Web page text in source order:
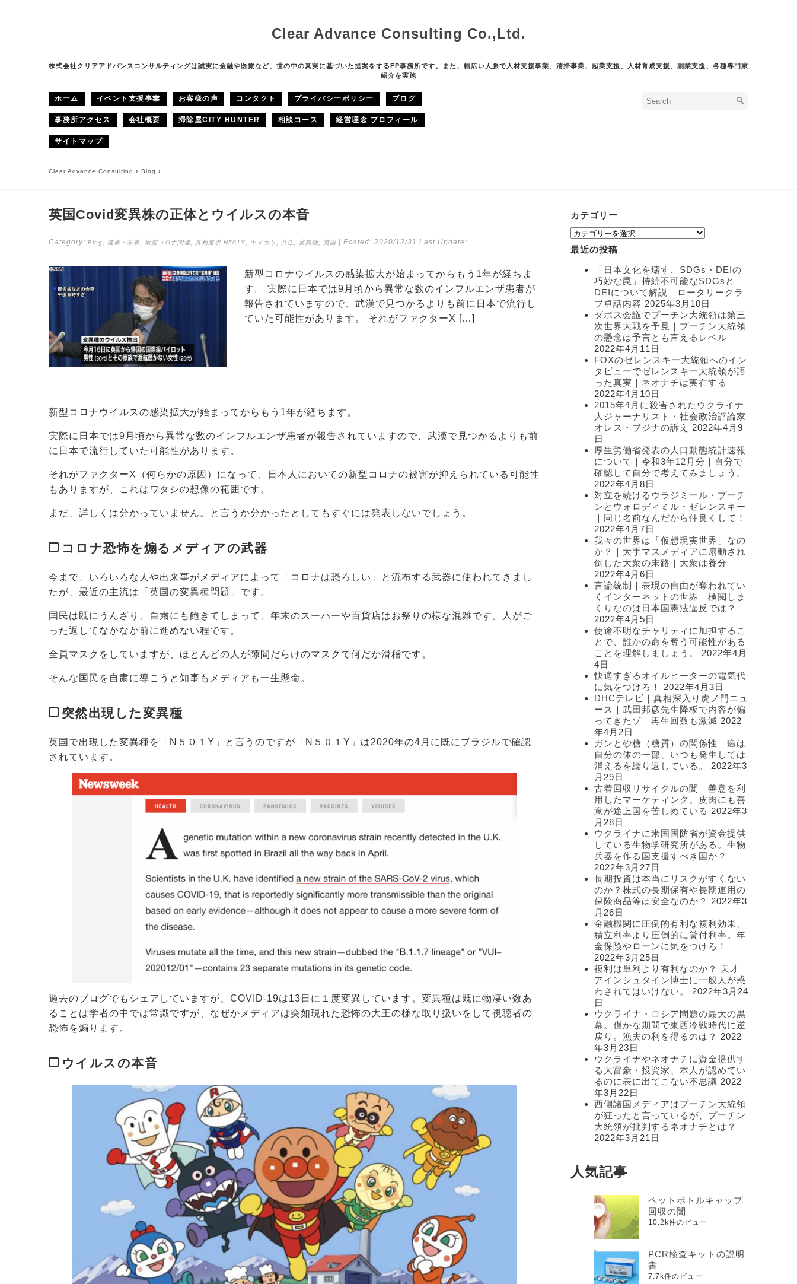
Clear Advance Consulting Co.,Ltd.
株式会社クリアアドバンスコンサルティングは誠実に金融や医療など、世の中の真実に基づいた提案をするFP事務所です。また、幅広い人脈で人材支援事業、清掃事業、起業支援、人材育成支援、副業支援、各種専門家
紹介を実施
ホーム イベント支援事業 お客様の声 コンタクト プライバシーポリシー ブログ
事務所アクセス 会社概要 掃除屋CITY HUNTER 相談コース 経営理念 プロフィール
サイトマップ
Clear Advance Consulting Blog
英国Covid変異株の正体とウイルスの本音
Category: Blog, 健康・栄養, 新型コロナ関連, 真相追求 N501Y, ヤドカリ, 共生, 変異種, 英国 | Posted: 2020/12/31 Last Update:
新型コロナウイルスの感染拡大が始まってからもう1年が経ちま
す。 実際に日本では9月頃から異常な数のインフルエンザ患者が
報告されていますので、武漢で見つかるよりも前に日本で流行し
ていた可能性があります。 それがファクターX […]
新型コロナウイルスの感染拡大が始まってからもう1年が経ちます。
実際に日本では9月頃から異常な数のインフルエンザ患者が報告されていますので、武漢で見つかるよりも前
に日本で流行していた可能性があります。
それがファクターX（何らかの原因）になって、日本人においての新型コロナの被害が抑えられている可能性
もありますが、これはワタシの想像の範囲です。
まだ、詳しくは分かっていません。と言うか分かったとしてもすぐには発表しないでしょう。
コロナ恐怖を煽るメディアの武器
今まで、いろいろな人や出来事がメディアによって「コロナは恐ろしい」と流布する武器に使われてきまし
たが、最近の主流は「英国の変異種問題」です。
国民は既にうんざり、自粛にも飽きてしまって、年末のスーパーや百貨店はお祭りの様な混雑です。人がご
った返してなかなか前に進めない程です。
全員マスクをしていますが、ほとんどの人が隙間だらけのマスクで何だか滑稽です。
そんな国民を自粛に導こうと知事もメディアも一生懸命。
突然出現した変異種
英国で出現した変異種を「N５０１Y」と言うのですが「N５０１Y」は2020年の4月に既にブラジルで確認
されています。
過去のブログでもシェアしていますが、COVID-19は13日に１度変異しています。変異種は既に物凄い数あ
ることは学者の中では常識ですが、なぜかメディアは突如現れた恐怖の大王の様な取り扱いをして視聴者の
恐怖を煽ります。
ウイルスの本音
カテゴリー
カ
テ
ゴ
最近の投稿
「日本文化を壊す、SDGs・DEIの
巧妙な罠」持続不可能なSDGsと
DEIについて解説 ロータリークラ
ブ卓話内容 2025年3月10日
ダボス会議でプーチン大統領は第三
次世界大戦を予見｜プーチン大統領
の懸念は予言とも言えるレベル
2022年4月11日
FOXのゼレンスキー大統領へのイン
タビューでゼレンスキー大統領が語
った真実｜ネオナチは実在する
2022年4月10日
2015年4月に殺害されたウクライナ
人ジャーナリスト・社会政治評論家
オレス・ブジナの訴え
2022年4月9
日
厚生労働省発表の人口動態統計速報
について｜令和3年12月分｜自分で
確認して自分で考えてみましょう。
2022年4月8日
対立を続けるウラジミール・プーチ
ンとウォロディミル・ゼレンスキー
｜同じ名前なんだから仲良くして！
2022年4月7日
我々の世界は「仮想現実世界」なの
か？｜大手マスメディアに扇動され
倒した大衆の末路｜大衆は養分
2022年4月6日
言論統制｜表現の自由が奪われてい
くインターネットの世界｜検閲しま
くりなのは日本国憲法違反では？
2022年4月5日
使途不明なチャリティに加担するこ
とで、誰かの命を奪う可能性がある
ことを理解しましょう。
2022年4月
4日
快適すぎるオイルヒーターの電気代
に気をつけろ！
2022年4月3日
DHCテレビ｜真相深入り虎ノ門ニュ
ース｜武田邦彦先生降板で内容が偏
ってきたゾ｜再生回数も激減 2022
年4月2日
ガンと砂糖（糖質）の関係性｜癌は
自分の体の一部、いつも発生しては
消えるを繰り返している。
2022年3
月29日
古着回収リサイクルの闇｜善意を利
用したマーケティング。皮肉にも善
意が途上国を苦しめている 2022年3
月28日
ウクライナに米国国防省が資金提供
している生物学研究所がある。生物
兵器を作る国支援すべき国か？
2022年3月27日
長期投資は本当にリスクがすくない
のか？株式の長期保有や長期運用の
保険商品等は安全なのか？
2022年3
月26日
金融機関に圧倒的有利な複利効果、
積立利率より圧倒的に貸付利率。年
金保険やローンに気をつけろ！
2022年3月25日
複利は単利より有利なのか？ 天才
アインシュタイン博士に一般人が惑
わされてはいけない。
2022年3月24
日
ウクライナ・ロシア問題の最大の黒
幕。僅かな期間で東西冷戦時代に逆
戻り。漁夫の利を得るのは？
2022
年3月23日
ウクライナやネオナチに資金提供す
る大富豪・投資家、本人が認めてい
るのに表に出てこない不思議 2022
年3月22日
西側諸国メディアはプーチン大統領
が狂ったと言っているが、プーチン
大統領が批判するネオナチとは？
2022年3月21日
人気記事
ペットボトルキャップ
回収の闇
10.2k件のビュー
PCR検査キットの説明
書
7.7k件のビュー